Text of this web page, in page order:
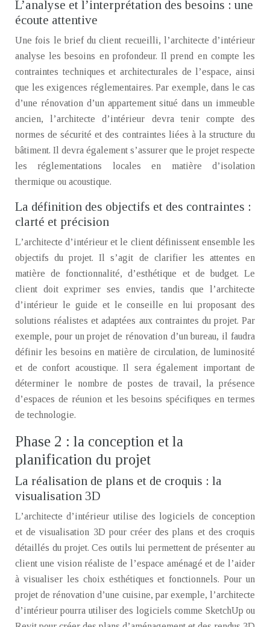
L’analyse et l’interprétation des besoins : une
écoute attentive
Une fois le brief du client recueilli, l’architecte d’intérieur
analyse les besoins en profondeur. Il prend en compte les
contraintes techniques et architecturales de l’espace, ainsi
que les exigences réglementaires. Par exemple, dans le cas
d’une rénovation d’un appartement situé dans un immeuble
ancien, l’architecte d’intérieur devra tenir compte des
normes de sécurité et des contraintes liées à la structure du
bâtiment. Il devra également s’assurer que le projet respecte
les réglementations locales en matière d’isolation
thermique ou acoustique.
La définition des objectifs et des contraintes :
clarté et précision
L’architecte d’intérieur et le client définissent ensemble les
objectifs du projet. Il s’agit de clarifier les attentes en
matière de fonctionnalité, d’esthétique et de budget. Le
client doit exprimer ses envies, tandis que l’architecte
d’intérieur le guide et le conseille en lui proposant des
solutions réalistes et adaptées aux contraintes du projet. Par
exemple, pour un projet de rénovation d’un bureau, il faudra
définir les besoins en matière de circulation, de luminosité
et de confort acoustique. Il sera également important de
déterminer le nombre de postes de travail, la présence
d’espaces de réunion et les besoins spécifiques en termes
de technologie.
Phase 2 : la conception et la
planification du projet
La réalisation de plans et de croquis : la
visualisation 3D
L’architecte d’intérieur utilise des logiciels de conception
et de visualisation 3D pour créer des plans et des croquis
détaillés du projet. Ces outils lui permettent de présenter au
client une vision réaliste de l’espace aménagé et de l’aider
à visualiser les choix esthétiques et fonctionnels. Pour un
projet de rénovation d’une cuisine, par exemple, l’architecte
d’intérieur pourra utiliser des logiciels comme SketchUp ou